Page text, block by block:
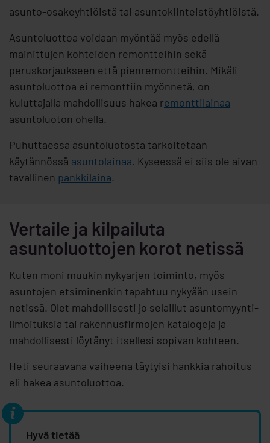
asunto-osakeyhtiöistä tai asuntokiinteistöyhtiöistä.
Asuntoluottoa voidaan myöntää myös edellä
mainittujen kohteiden remontteihin sekä
peruskorjaukseen että pienremontteihin. Mikäli
asuntoluottoa ei remonttiin myönnetä, on
kuluttajalla mahdollisuus hakea remonttilainaa
asuntoluoton ohella.
Puhuttaessa asuntoluotosta tarkoitetaan
käytännössä asuntolainaa. Kyseessä ei siis ole aivan
tavallinen pankkilaina.
Vertaile ja kilpailuta
asuntoluottojen korot netissä
Kuten moni muukin nykyarjen toiminto, myös
asuntojen etsiminenkin tapahtuu nykyään usein
netissä. Olet mahdollisesti jo selaillut asuntomyynti-
ilmoituksia tai rakennusfirmojen katalogeja ja
mahdollisesti löytänyt itsellesi sopivan kohteen.
Heti seuraavana vaiheena täytyisi hankkia rahoitus
eli hakea asuntoluottoa.
Hyvä tietää